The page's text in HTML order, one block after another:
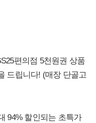
편의점 5천원권 상품
드립니다! (매장 단골고
94% 할인되는 초특가